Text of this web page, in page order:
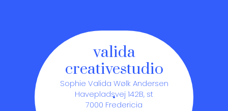
valida
creativestudio
Sophie Valida Wølk Andersen
Havepladsvej 142B, st
7000 Fredericia